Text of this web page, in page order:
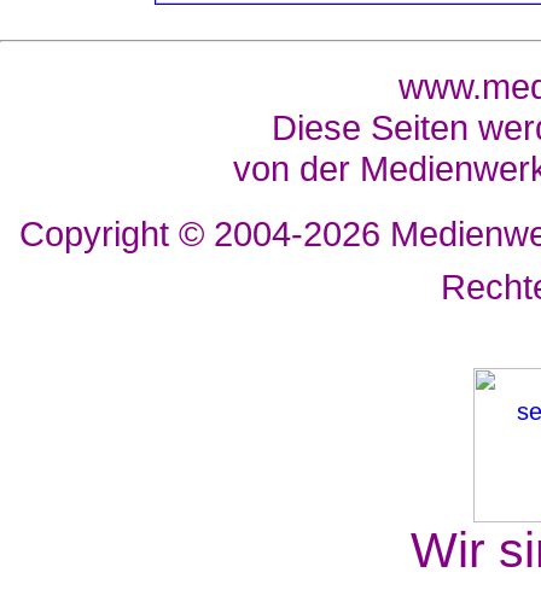
Diese Seiten
von der
Copyright © 2004-2026
Wir